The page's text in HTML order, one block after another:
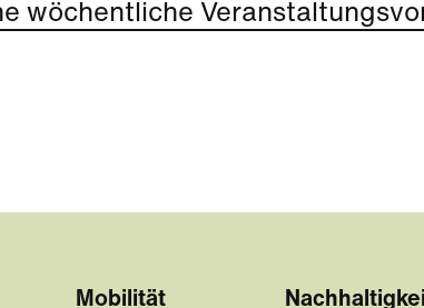
wöchentliche
Mobilität